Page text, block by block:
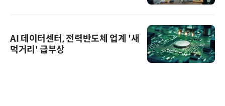
AI 데이터센터, 전력반도체 업계 '새
먹거리' 급부상